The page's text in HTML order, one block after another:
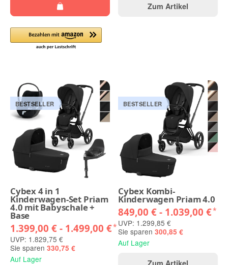
Zum Artikel
BESTSELLER
Cybex 4 in 1
Kinderwagen-Set Priam
4.0 mit Babyschale +
Base
1.399,00 € - 1.499,00 €*
UVP: 1.829,75 €
Sie sparen 330,75 €
Auf Lager
BESTSELLER
Cybex Kombi-
Kinderwagen Priam 4.0
849,00 € - 1.039,00 €*
UVP: 1.299,85 €
Sie sparen 300,85 €
Auf Lager